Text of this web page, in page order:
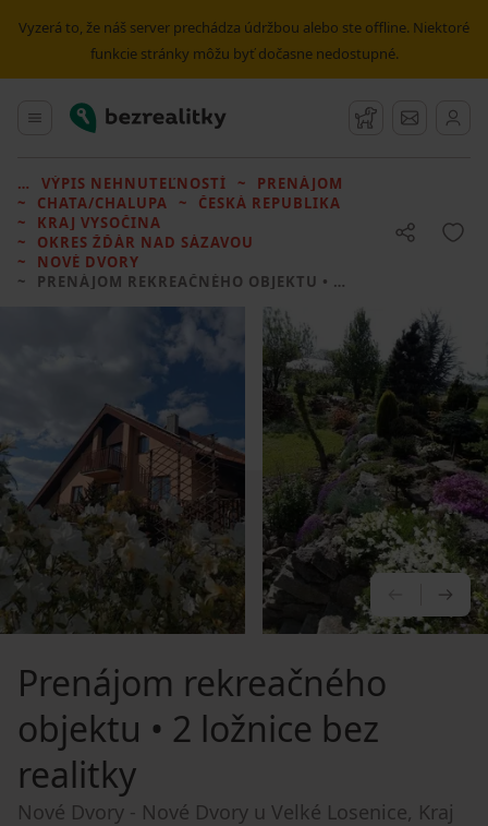
Vyzerá to, že náš server prechádza údržbou alebo ste offline. Niektoré
funkcie stránky môžu byť dočasne nedostupné.
Hlavné menu
Bezrealitky Strážny pes
Správy
VÝPIS NEHNUTEĽNOSTÍ
PRENÁJOM
CHATA/CHALUPA
ČESKÁ REPUBLIKA
KRAJ VYSOČINA
OKRES ŽĎÁR NAD SÁZAVOU
NOVÉ DVORY
PRENÁJOM REKREAČNÉHO OBJEKTU • 2 LOŽNICE BEZ REALITKY
Prenájom rekreačného
objektu • 2 ložnice bez
realitky
Nové Dvory - Nové Dvory u Velké Losenice, Kraj